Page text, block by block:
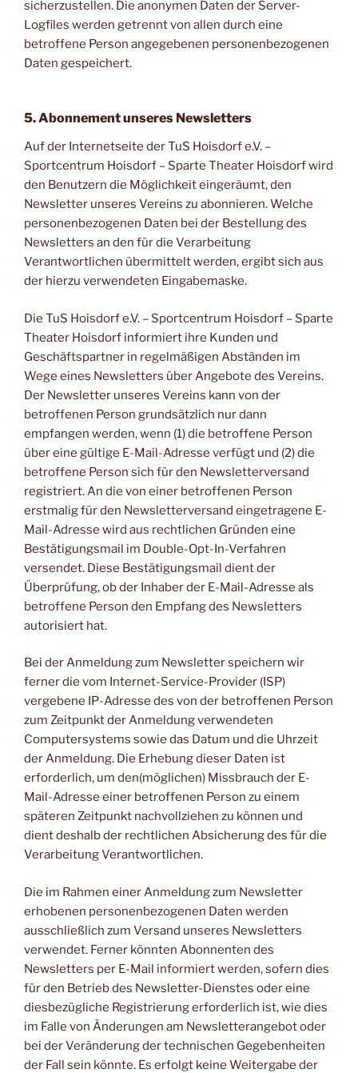
sicherzustellen. Die anonymen Daten der Server-
Logfiles werden getrennt von allen durch eine
betroffene Person angegebenen personenbezogenen
Daten gespeichert.
5. Abonnement unseres Newsletters
Auf der Internetseite der TuS Hoisdorf e.V. –
Sportcentrum Hoisdorf – Sparte Theater Hoisdorf wird
den Benutzern die Möglichkeit eingeräumt, den
Newsletter unseres Vereins zu abonnieren. Welche
personenbezogenen Daten bei der Bestellung des
Newsletters an den für die Verarbeitung
Verantwortlichen übermittelt werden, ergibt sich aus
der hierzu verwendeten Eingabemaske.
Die TuS Hoisdorf e.V. – Sportcentrum Hoisdorf – Sparte
Theater Hoisdorf informiert ihre Kunden und
Geschäftspartner in regelmäßigen Abständen im
Wege eines Newsletters über Angebote des Vereins.
Der Newsletter unseres Vereins kann von der
betroffenen Person grundsätzlich nur dann
empfangen werden, wenn (1) die betroffene Person
über eine gültige E-Mail-Adresse verfügt und (2) die
betroffene Person sich für den Newsletterversand
registriert. An die von einer betroffenen Person
erstmalig für den Newsletterversand eingetragene E-
Mail-Adresse wird aus rechtlichen Gründen eine
Bestätigungsmail im Double-Opt-In-Verfahren
versendet. Diese Bestätigungsmail dient der
Überprüfung, ob der Inhaber der E-Mail-Adresse als
betroffene Person den Empfang des Newsletters
autorisiert hat.
Bei der Anmeldung zum Newsletter speichern wir
ferner die vom Internet-Service-Provider (ISP)
vergebene IP-Adresse des von der betroffenen Person
zum Zeitpunkt der Anmeldung verwendeten
Computersystems sowie das Datum und die Uhrzeit
der Anmeldung. Die Erhebung dieser Daten ist
erforderlich, um den(möglichen) Missbrauch der E-
Mail-Adresse einer betroffenen Person zu einem
späteren Zeitpunkt nachvollziehen zu können und
dient deshalb der rechtlichen Absicherung des für die
Verarbeitung Verantwortlichen.
Die im Rahmen einer Anmeldung zum Newsletter
erhobenen personenbezogenen Daten werden
ausschließlich zum Versand unseres Newsletters
verwendet. Ferner könnten Abonnenten des
Newsletters per E-Mail informiert werden, sofern dies
für den Betrieb des Newsletter-Dienstes oder eine
diesbezügliche Registrierung erforderlich ist, wie dies
im Falle von Änderungen am Newsletterangebot oder
bei der Veränderung der technischen Gegebenheiten
der Fall sein könnte. Es erfolgt keine Weitergabe der